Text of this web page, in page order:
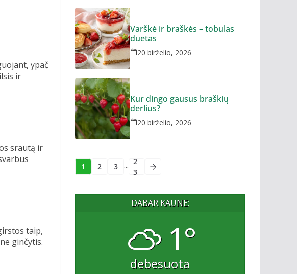
ypač
ir
srautą ir
taip,
ginčytis.
Varškė ir braškės – tobulas
duetas
20 birželio, 2026
Kur dingo gausus braškių
derlius?
20 birželio, 2026
1 2 3 ... 2
3
DABAR KAUNE:
1°
debesuota